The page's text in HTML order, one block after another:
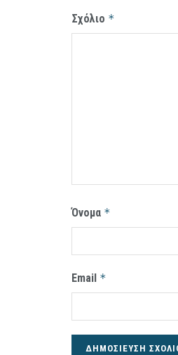
Σχόλιο *
Όνομα *
Email *